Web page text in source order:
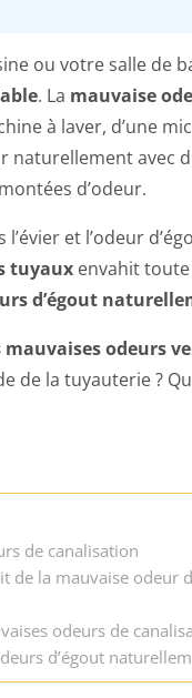
ou votre salle de
. La mauvaise
à laver, d’une
naturellement avec
d’odeur.
l’évier et l’odeur
tuyaux envahit
d’égout
mauvaises odeurs
de la tuyauterie ?
de canalisation
de la mauvaise odeur
odeurs de
d’égout